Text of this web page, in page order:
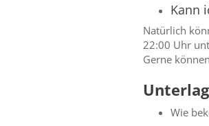
Kann
Natürlich
22:00 Uhr
Gerne
Wie